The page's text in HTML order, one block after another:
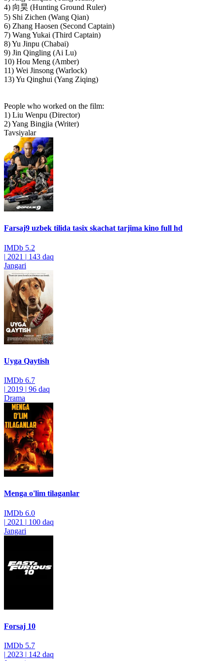
4) 向昊 (Hunting Ground Ruler)
5) Shi Zichen (Wang Qian)
6) Zhang Haosen (Second Captain)
7) Wang Yukai (Third Captain)
8) Yu Jinpu (Chabai)
9) Jin Qingling (Ai Lu)
10) Hou Meng (Amber)
11) Wei Jinsong (Warlock)
13) Yu Qinghui (Yang Ziqing)
People who worked on the film:
1) Liu Wenpu (Director)
2) Yang Bingjia (Writer)
Tavsiyalar
Farsaj9 uzbek tilida tasix skachat tarjima kino full hd
IMDb 5.2
| 2021 | 143 daq
Jangari
Uyga Qaytish
IMDb 6.7
| 2019 | 96 daq
Drama
Menga o'lim tilaganlar
IMDb 6.0
| 2021 | 100 daq
Jangari
Forsaj 10
IMDb 5.7
| 2023 | 142 daq